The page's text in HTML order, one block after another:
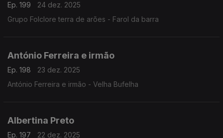
Ep. 199
24 dez. 2025
Grupo Folclore terra de arões - Farol da barra
António Ferreira e irmão
Ep. 198
23 dez. 2025
António Ferreira e irmão - Velha Bufelha
Albertina Preto
Ep. 197
22 dez. 2025